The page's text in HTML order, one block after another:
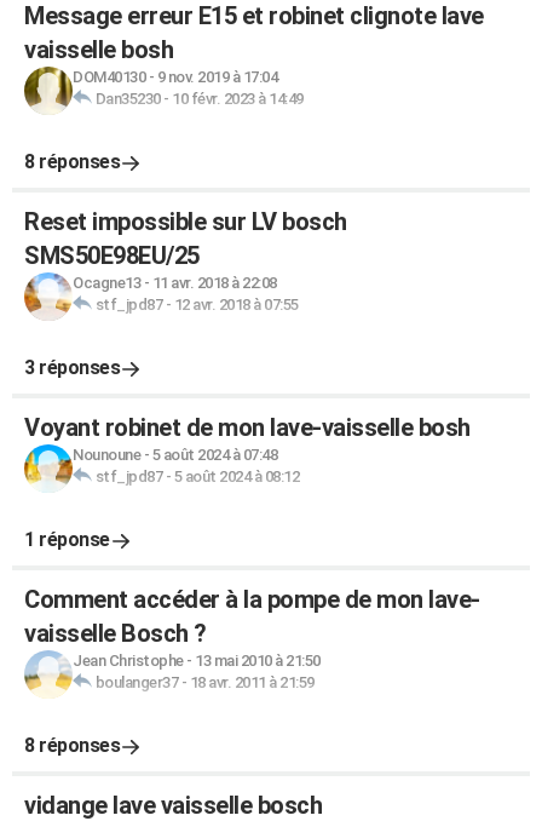
Message erreur E15 et robinet clignote lave
vaisselle bosh
DOM40130- 9 nov. 2019 à 17:04
Dan35230- 10 févr. 2023 à 14:49
8 réponses
Reset impossible sur LV bosch
SMS50E98EU/25
Ocagne13- 11 avr. 2018 à 22:08
stf_jpd87- 12 avr. 2018 à 07:55
3 réponses
Voyant robinet de mon lave-vaisselle bosh
Nounoune- 5 août 2024 à 07:48
stf_jpd87- 5 août 2024 à 08:12
1 réponse
Comment accéder à la pompe de mon lave-
vaisselle Bosch ?
Jean Christophe- 13 mai 2010 à 21:50
boulanger37- 18 avr. 2011 à 21:59
8 réponses
vidange lave vaisselle bosch